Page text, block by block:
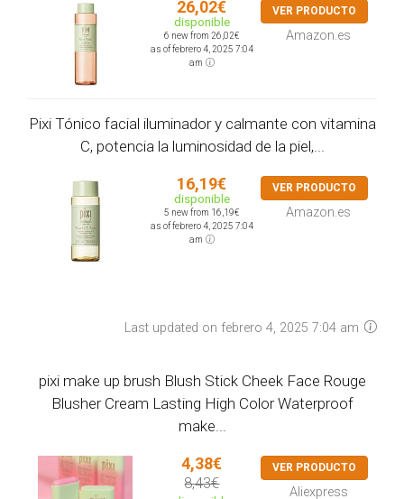
26,02€
disponible
6 new from 26,02€
as of febrero 4, 2025 7:04
am
VER PRODUCTO
Amazon.es
Pixi Tónico facial iluminador y calmante con vitamina
C, potencia la luminosidad de la piel,...
16,19€
disponible
5 new from 16,19€
as of febrero 4, 2025 7:04
am
VER PRODUCTO
Amazon.es
Last updated on febrero 4, 2025 7:04 am
pixi make up brush Blush Stick Cheek Face Rouge
Blusher Cream Lasting High Color Waterproof
make...
4,38€
8,43€
VER PRODUCTO
Aliexpress